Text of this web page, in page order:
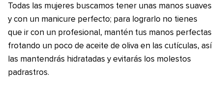
Todas las mujeres buscamos tener unas manos suaves
y con un manicure perfecto; para lograrlo no tienes
que ir con un profesional, mantén tus manos perfectas
frotando un poco de aceite de oliva en las cutículas, así
las mantendrás hidratadas y evitarás los molestos
padrastros.